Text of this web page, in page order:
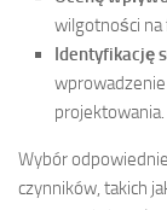
wilgotności na
Identyfikację
projektowania.
Wybór
czynników, takich